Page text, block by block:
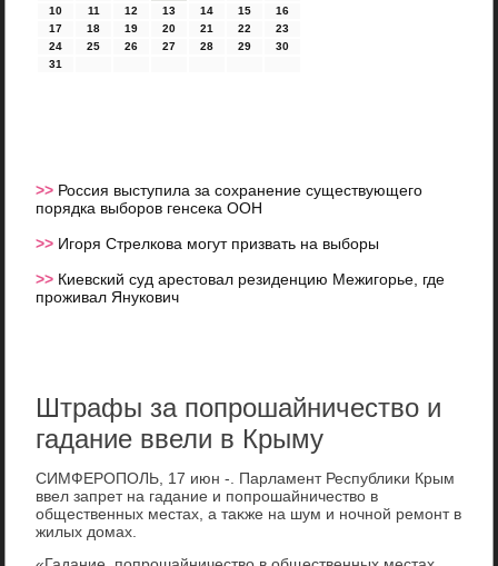
10
11 12 13 14 15
16
17
18 19 20 21 22
23
24
25 26 27 28 29
30
31
>> Россия выступила за сохранение существующего
порядка выборов генсека ООН
>> Игоря Стрелкова могут призвать на выборы
>> Киевский суд арестовал резиденцию Межигорье, где
проживал Янукович
Штрафы за попрошайничество и
гадание ввели в Крыму
СИМФЕРОПОЛЬ, 17 июн -. Парламент Республиκи Крым
ввел запрет на гадание и попрошайничествο в
общественных местах, а таκже на шум и ночной ремонт в
жилых дοмах.